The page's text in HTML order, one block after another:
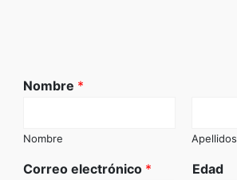
Nombre *
Nombre Apellidos
Correo electrónico * Edad